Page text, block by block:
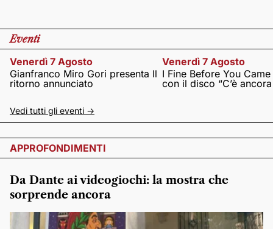
Eventi
Venerdì 7 Agosto
Gianfranco Miro Gori presenta Il
ritorno annunciato
Venerdì 7 Agosto
I Fine Before You
con il disco “C’è
Vedi tutti gli eventi ->
APPROFONDIMENTI
Da Dante ai videogiochi: la mostra che
sorprende ancora